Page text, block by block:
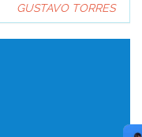
GUSTAVO TORRES